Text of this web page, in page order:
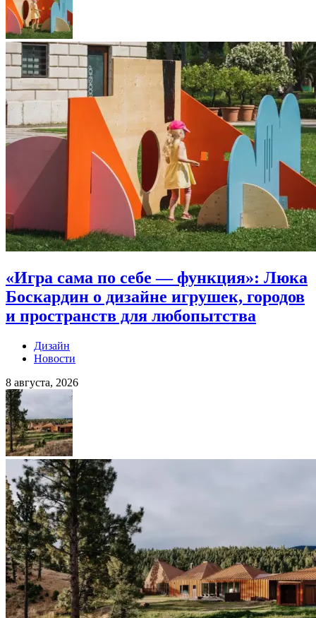
«Игра сама по себе — функция»: Люка
Боскардин о дизайне игрушек, городов
и пространств для любопытства
Дизайн
Новости
8 августа, 2026